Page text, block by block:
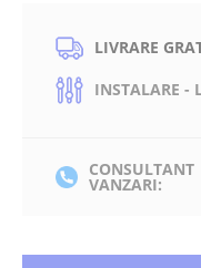
LIVRARE
INSTALARE -
CONSULTANT
VANZARI: